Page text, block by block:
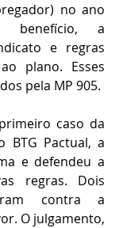
no ano
a
e regras
plano. Esses
pela MP 905.
caso da
BTG Pactual, a
e defendeu a
regras. Dois
contra a
O julgamento,